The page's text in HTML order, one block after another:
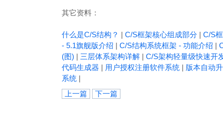
其它资料：
什么是C/S结构？ | C/S框架核心组成部分 | C/S
- 5.1旗舰版介绍 | C/S结构系统框架 - 功能介绍 |
(图) | 三层体系架构详解 | C/S架构轻量级快速开
代码生成器 | 用户授权注册软件系统 | 版本自动
系统 |
上一篇
下一篇